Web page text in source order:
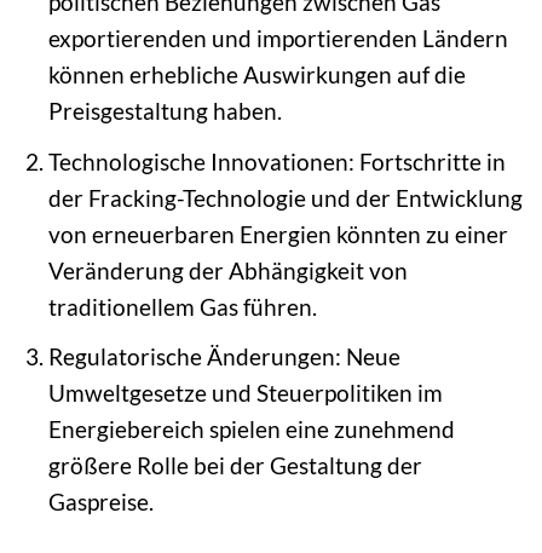
exportierenden und importierenden Ländern
können erhebliche Auswirkungen auf die
Preisgestaltung haben.
Technologische Innovationen: Fortschritte in
der Fracking-Technologie und der Entwicklung
von erneuerbaren Energien könnten zu einer
Veränderung der Abhängigkeit von
traditionellem Gas führen.
Regulatorische Änderungen: Neue
Umweltgesetze und Steuerpolitiken im
Energiebereich spielen eine zunehmend
größere Rolle bei der Gestaltung der
Gaspreise.